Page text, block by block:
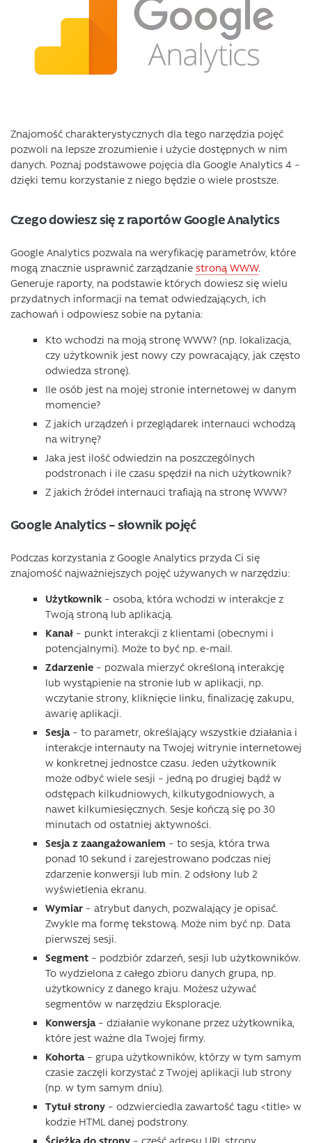
Znajomość charakterystycznych dla tego narzędzia pojęć
pozwoli na lepsze zrozumienie i użycie dostępnych w nim
danych. Poznaj podstawowe pojęcia dla Google Analytics 4 –
dzięki temu korzystanie z niego będzie o wiele prostsze.
Czego dowiesz się z raportów Google Analytics
Google Analytics pozwala na weryfikację parametrów, które
mogą znacznie usprawnić zarządzanie stroną WWW.
Generuje raporty, na podstawie których dowiesz się wielu
przydatnych informacji na temat odwiedzających, ich
zachowań i odpowiesz sobie na pytania:
Kto wchodzi na moją stronę WWW? (np. lokalizacja,
czy użytkownik jest nowy czy powracający, jak często
odwiedza stronę).
Ile osób jest na mojej stronie internetowej w danym
momencie?
Z jakich urządzeń i przeglądarek internauci wchodzą
na witrynę?
Jaka jest ilość odwiedzin na poszczególnych
podstronach i ile czasu spędził na nich użytkownik?
Z jakich źródeł internauci trafiają na stronę WWW?
Google Analytics – słownik pojęć
Podczas korzystania z Google Analytics przyda Ci się
znajomość najważniejszych pojęć używanych w narzędziu:
Użytkownik – osoba, która wchodzi w interakcje z
Twoją stroną lub aplikacją.
Kanał – punkt interakcji z klientami (obecnymi i
potencjalnymi). Może to być np. e-mail.
Zdarzenie – pozwala mierzyć określoną interakcję
lub wystąpienie na stronie lub w aplikacji, np.
wczytanie strony, kliknięcie linku, finalizację zakupu,
awarię aplikacji.
Sesja – to parametr, określający wszystkie działania i
interakcje internauty na Twojej witrynie internetowej
w konkretnej jednostce czasu. Jeden użytkownik
może odbyć wiele sesji – jedną po drugiej bądź w
odstępach kilkudniowych, kilkutygodniowych, a
nawet kilkumiesięcznych. Sesje kończą się po 30
minutach od ostatniej aktywności.
Sesja z zaangażowaniem – to sesja, która trwa
ponad 10 sekund i zarejestrowano podczas niej
zdarzenie konwersji lub min. 2 odsłony lub 2
wyświetlenia ekranu.
Wymiar – atrybut danych, pozwalający je opisać.
Zwykle ma formę tekstową. Może nim być np. Data
pierwszej sesji.
Segment – podzbiór zdarzeń, sesji lub użytkowników.
To wydzielona z całego zbioru danych grupa, np.
użytkownicy z danego kraju. Możesz używać
segmentów w narzędziu Eksploracje.
Konwersja– działanie wykonane przez użytkownika,
które jest ważne dla Twojej firmy.
Kohorta– grupa użytkowników, którzy w tym samym
czasie zaczęli korzystać z Twojej aplikacji lub strony
(np. w tym samym dniu).
Tytuł strony – odzwierciedla zawartość tagu <title> w
kodzie HTML danej podstrony.
Ścieżka do strony – część adresu URL strony